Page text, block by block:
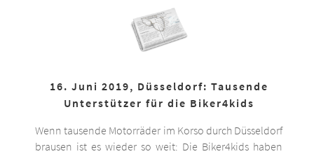
16. Juni 2019, Düsseldorf: Tausende
Unterstützer für die Biker4kids
Wenn tausende Motorräder im Korso durch Düsseldorf
brausen ist es wieder so weit: Die Biker4kids haben